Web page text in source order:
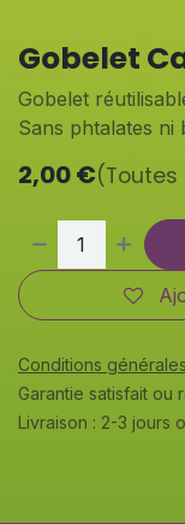
Gobelet
Gobelet
Sans phtalates ni
2,00€
Conditions générales
Garantie satisfait ou
Livraison : 2-3 jours